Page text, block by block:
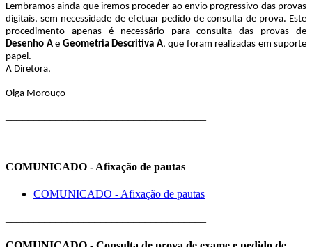
Lembramos ainda que iremos proceder ao envio progressivo das provas
digitais, sem necessidade de efetuar pedido de consulta de prova. Este
procedimento apenas é necessário para consulta das provas de
Desenho Ae Geometria Descritiva A, que foram realizadas em suporte
papel.
A Diretora,
Olga Morouço
COMUNICADO - Afixação de pautas
COMUNICADO - Afixação de pautas